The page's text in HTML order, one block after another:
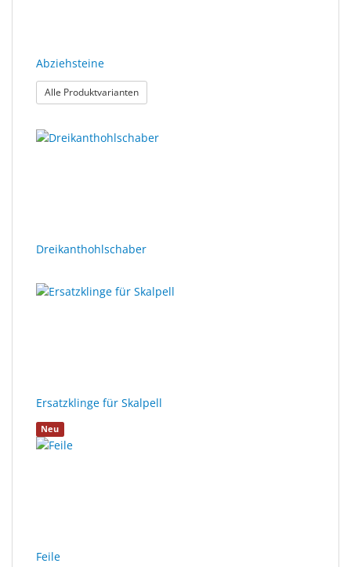
Abziehsteine
Alle Produktvarianten: Abziehsteine
Dreikanthohlschaber
Ersatzklinge für Skalpell
Neu
Feile